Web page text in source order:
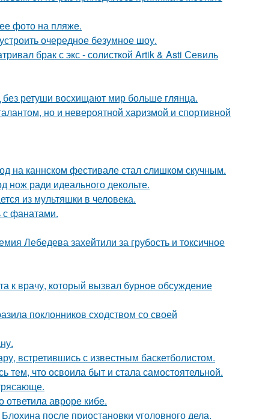
фото на пляже.
очередное безумное шоу.
брак с экс - солисткой Artik & Asti Севиль
ретуши восхищают мир больше глянца.
но и невероятной харизмой и спортивной
на каннском фестивале стал слишком скучным.
нож ради идеального декольте.
из мультяшки в человека.
с фанатами.
Лебедева захейтили за грубость и токсичное
к врачу, который вызвал бурное обсуждение
поклонников сходством со своей
встретившись с известным баскетболистом.
тем, что освоила быт и стала самостоятельной.
авроре кибе.
после приостановки уголовного дела.